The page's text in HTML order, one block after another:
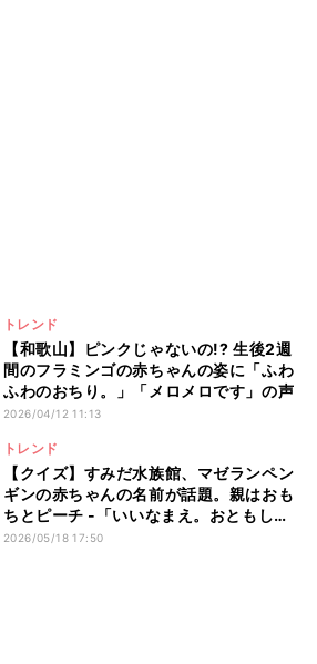
トレンド
【和歌山】ピンクじゃないの!? 生後2週
間のフラミンゴの赤ちゃんの姿に「ふわ
ふわのおちり。」「メロメロです」の声
2026/04/12 11:13
トレンド
【クイズ】すみだ水族館、マゼランペン
ギンの赤ちゃんの名前が話題。親はおも
ちとピーチ -「いいなまえ。おともしま
す」「元気にすくすく育ってください
2026/05/18 17:50